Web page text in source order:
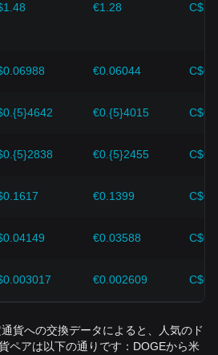
€1.28
€0.06044
€0.{5}4015
€0.{5}2455
€0.1399
€0.03588
€0.002609
貨への交換データによると、人気のド
ペアは以下の通りです：DOGEから米